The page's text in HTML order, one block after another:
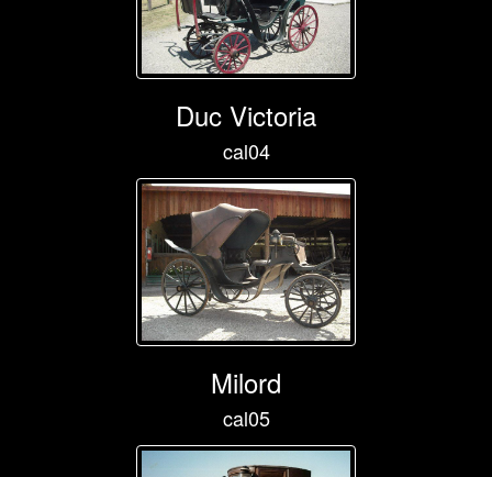
Duc Victoria
cal04
Milord
cal05